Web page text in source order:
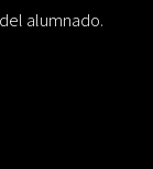
alumnado.